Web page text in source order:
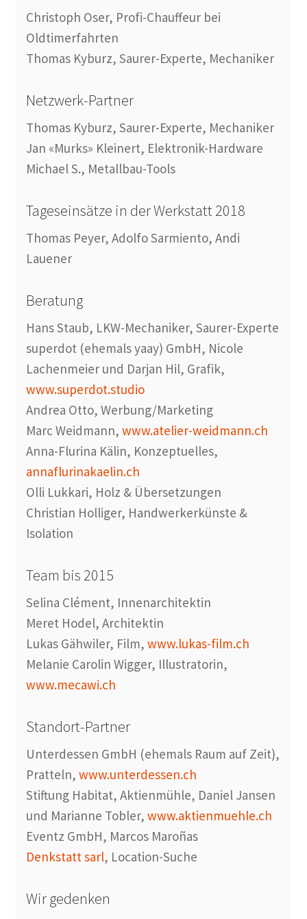
Christoph Oser, Profi-Chauffeur bei
Oldtimerfahrten
Thomas Kyburz, Saurer-Experte, Mechaniker
Netzwerk-Partner
Thomas Kyburz, Saurer-Experte, Mechaniker
Jan «Murks» Kleinert, Elektronik-Hardware
Michael S., Metallbau-Tools
Tageseinsätze in der Werkstatt 2018
Thomas Peyer, Adolfo Sarmiento, Andi
Lauener
Beratung
Hans Staub, LKW-Mechaniker, Saurer-Experte
superdot (ehemals yaay) GmbH, Nicole
Lachenmeier und Darjan Hil, Grafik,
www.superdot.studio
Andrea Otto, Werbung/Marketing
Marc Weidmann, www.atelier-weidmann.ch
Anna-Flurina Kälin, Konzeptuelles,
annaflurinakaelin.ch
Olli Lukkari, Holz & Übersetzungen
Christian Holliger, Handwerkerkünste &
Isolation
Team bis 2015
Selina Clément, Innenarchitektin
Meret Hodel, Architektin
Lukas Gähwiler, Film, www.lukas-film.ch
Melanie Carolin Wigger, Illustratorin,
www.mecawi.ch
Standort-Partner
Unterdessen GmbH (ehemals Raum auf Zeit),
Pratteln, www.unterdessen.ch
Stiftung Habitat, Aktienmühle, Daniel Jansen
und Marianne Tobler, www.aktienmuehle.ch
Eventz GmbH, Marcos Maroñas
Denkstatt sarl, Location-Suche
Wir gedenken